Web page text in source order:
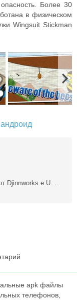
Более 30
в физическом
Wingsuit Stickman
Djinnworks e.U. …
apk файлы
телефонов,